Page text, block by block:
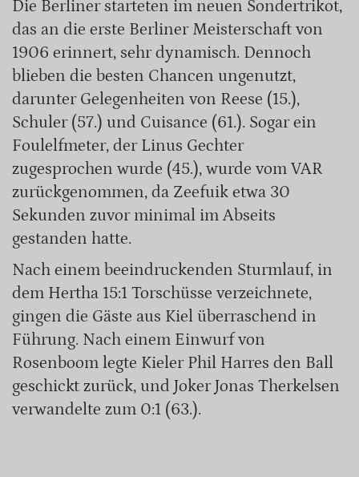
Die Berliner starteten im neuen Sondertrikot,
das an die erste Berliner Meisterschaft von
1906 erinnert, sehr dynamisch. Dennoch
blieben die besten Chancen ungenutzt,
darunter Gelegenheiten von Reese (15.),
Schuler (57.) und Cuisance (61.). Sogar ein
Foulelfmeter, der Linus Gechter
zugesprochen wurde (45.), wurde vom VAR
zurückgenommen, da Zeefuik etwa 30
Sekunden zuvor minimal im Abseits
gestanden hatte.
Nach einem beeindruckenden Sturmlauf, in
dem Hertha 15:1 Torschüsse verzeichnete,
gingen die Gäste aus Kiel überraschend in
Führung. Nach einem Einwurf von
Rosenboom legte Kieler Phil Harres den Ball
geschickt zurück, und Joker Jonas Therkelsen
verwandelte zum 0:1 (63.).